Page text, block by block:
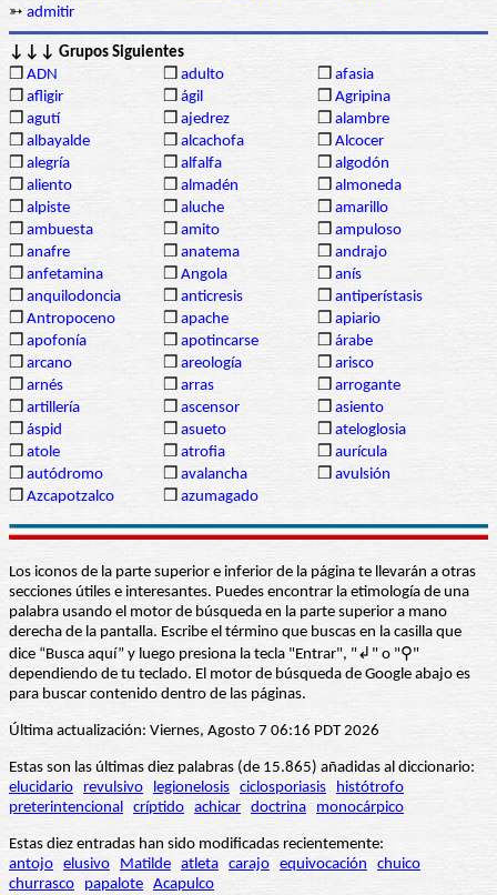
➳ admitir
↓↓↓ Grupos Siguientes
❒ ADN ❒ adulto ❒ afasia
❒ afligir ❒ ágil ❒ Agripina
❒ agutí ❒ ajedrez ❒ alambre
❒ albayalde ❒ alcachofa ❒ Alcocer
❒ alegría ❒ alfalfa ❒ algodón
❒ aliento ❒ almadén ❒ almoneda
❒ alpiste ❒ aluche ❒ amarillo
❒ ambuesta ❒ amito ❒ ampuloso
❒ anafre ❒ anatema ❒ andrajo
❒ anfetamina ❒ Angola ❒ anís
❒ anquilodoncia ❒ anticresis ❒ antiperístasis
❒ Antropoceno ❒ apache ❒ apiario
❒ apofonía ❒ apotincarse ❒ árabe
❒ arcano ❒ areología ❒ arisco
❒ arnés ❒ arras ❒ arrogante
❒ artillería ❒ ascensor ❒ asiento
❒ áspid ❒ asueto ❒ ateloglosia
❒ atole ❒ atrofia ❒ aurícula
❒ autódromo ❒ avalancha ❒ avulsión
❒ Azcapotzalco ❒ azumagado
Los iconos de la parte superior e inferior de la página te llevarán a otras
secciones útiles e interesantes. Puedes encontrar la etimología de una
palabra usando el motor de búsqueda en la parte superior a mano
derecha de la pantalla. Escribe el término que buscas en la casilla que
dice “Busca aquí” y luego presiona la tecla "Entrar", "↲" o "⚲"
dependiendo de tu teclado. El motor de búsqueda de Google abajo es
para buscar contenido dentro de las páginas.
Última actualización: Viernes, Agosto 7 06:16 PDT 2026
Estas son las últimas diez palabras (de 15.865) añadidas al diccionario:
elucidario
revulsivo legionelosis ciclosporiasis
histótrofo
preterintencional
críptido achicar doctrina monocárpico
Estas diez entradas han sido modificadas recientemente:
antojo elusivo Matilde atleta carajo equivocación
chuico
churrasco
papalote Acapulco